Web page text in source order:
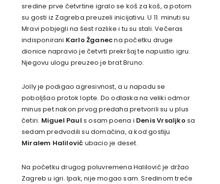
sredine prve četvrtine igralo se koš za koš, a potom
su gosti iz Zagreba preuzeli inicijativu. U 11. minuti su
Mravi pobjegli na šest razlike i tu su stali. Večeras
indisponirani Karlo Žganecna početku druge
dionice napravio je četvrti prekršaj te napustio igru.
Njegovu ulogu preuzeo je brat Bruno.
Jolly je podigao agresivnost, a u napadu se
poboljšao protok lopte. Do odlaska na veliki odmor
minus pet nakon prvog predaha pretvorili su u plus
četiri. Miguel Paul s osam poena i Denis Vrsaljko sa
sedam predvodili su domaćina, a kod gostiju
Miralem Halilović ubacio je deset.
Na početku drugog poluvremena Halilović je držao
Zagreb u igri. Ipak, nije mogao sam. Sredinom treće